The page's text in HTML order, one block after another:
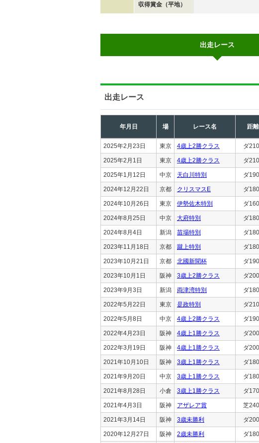
収得賞金（平地）
出走レース
出走レース
年月日 場 レース名 距離
2025年2月23日 東京 4歳上2勝クラス ダ
2025年2月1日 東京 4歳上2勝クラス ダ
2025年1月12日 中京 天白川特別 ダ
2024年12月22日 京都 クリスマスE ダ
2024年10月26日 東京 伊勢佐木特別 ダ
2024年8月25日 中京 大府特別 ダ
2024年8月4日 新潟 苗場特別 ダ
2023年11月18日 京都 蹴上特別 ダ
2023年10月21日 京都 北國新聞杯 ダ
2023年10月1日 阪神 3歳上2勝クラス ダ
2023年9月3日 新潟 両津湾特別 ダ
2022年5月22日 東京 是政特別 ダ
2022年5月8日 中京 4歳上2勝クラス ダ
2022年4月23日 阪神 4歳上1勝クラス ダ
2022年3月19日 阪神 4歳上1勝クラス ダ
2021年10月10日 阪神 3歳上1勝クラス ダ
2021年9月20日 中京 3歳上1勝クラス ダ
2021年8月28日 小倉 3歳上1勝クラス ダ
2021年4月3日 阪神 アザレア賞 芝
2021年3月14日 阪神 3歳未勝利 ダ
2020年12月27日 阪神 2歳未勝利 ダ